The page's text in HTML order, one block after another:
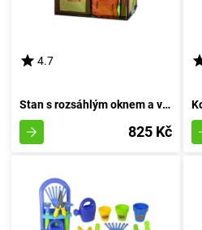
4.7
Stan s rozsáhlým oknem a vstupem
825 Kč